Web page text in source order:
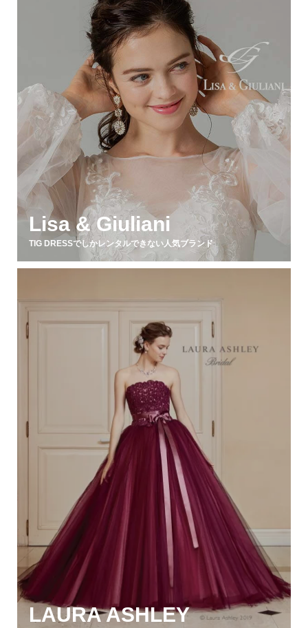
Lisa & Giuliani
TIG DRESSでしかレンタルできない人気ブランド
LAURA ASHLEY